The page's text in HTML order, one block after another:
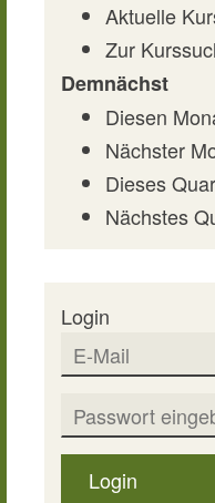
Aktuelle
Zur
Demnächst
Diesen
Nächster
Dieses
Nächstes
Login
Login